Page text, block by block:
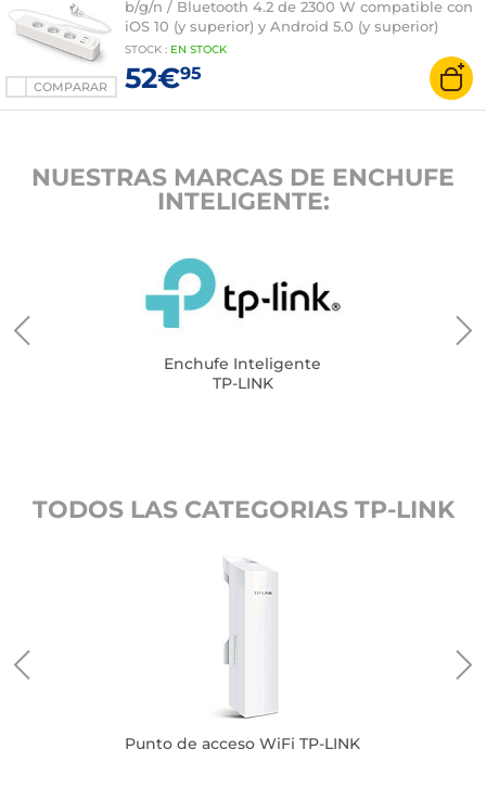
COMPARAR
b/g/n / Bluetooth 4.2 de 2300 W compatible con
iOS 10 (y superior) y Android 5.0 (y superior)
STOCK : EN STOCK
52€95
NUESTRAS MARCAS DE ENCHUFE
INTELIGENTE:
Enchufe Inteligente
TP-LINK
TODOS LAS CATEGORIAS TP-LINK
Punto de acceso WiFi TP-LINK